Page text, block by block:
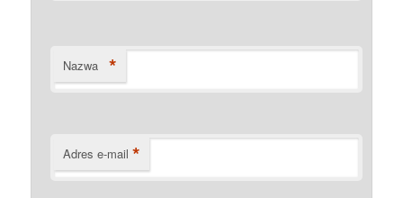
Nazwa *
Adres e-mail *